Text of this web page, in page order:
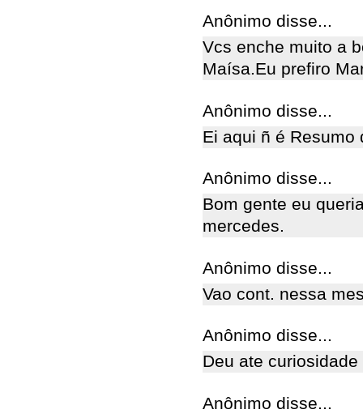
Anônimo disse...
Vcs enche muito a
Maísa.Eu prefiro
Anônimo disse...
Ei aqui ñ é Resumo
Anônimo disse...
Bom gente eu
mercedes.
Anônimo disse...
Vao cont. nessa
Anônimo disse...
Deu ate
Anônimo disse...